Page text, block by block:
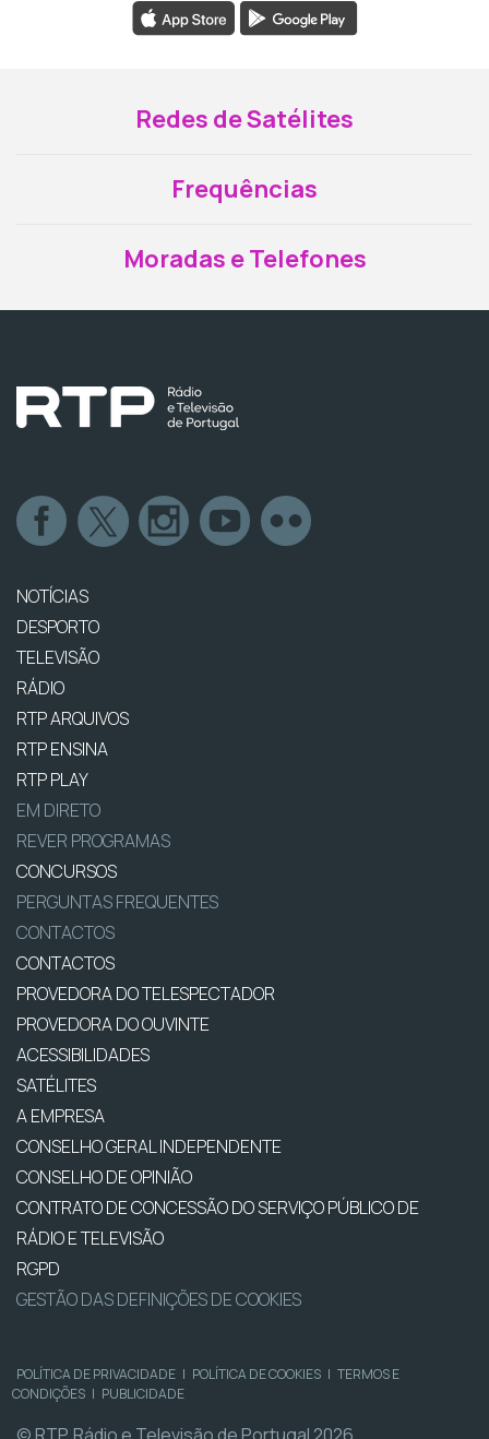
Redes de Satélites
Frequências
Moradas e Telefones
NOTÍCIAS
DESPORTO
TELEVISÃO
RÁDIO
RTP ARQUIVOS
RTP ENSINA
RTP PLAY
EM DIRETO
REVER PROGRAMAS
CONCURSOS
PERGUNTAS FREQUENTES
CONTACTOS
CONTACTOS
PROVEDORA DO TELESPECTADOR
PROVEDORA DO OUVINTE
ACESSIBILIDADES
SATÉLITES
A EMPRESA
CONSELHO GERAL INDEPENDENTE
CONSELHO DE OPINIÃO
CONTRATO DE CONCESSÃO DO SERVIÇO PÚBLICO DE
RÁDIO E TELEVISÃO
RGPD
GESTÃO DAS DEFINIÇÕES DE COOKIES
POLÍTICA DE PRIVACIDADE | POLÍTICA DE COOKIES | TERMOS E
CONDIÇÕES | PUBLICIDADE